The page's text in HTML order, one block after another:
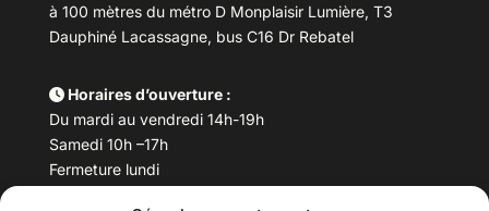
à 100 mètres du métro D Monplaisir Lumière, T3
Dauphiné Lacassagne, bus C16 Dr Rebatel
Horaires d’ouverture :
Du mardi au vendredi 14h-19h
Samedi 10h –17h
Fermeture lundi